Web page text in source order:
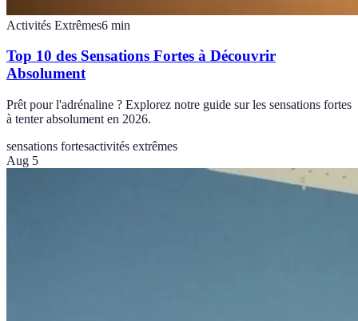
Activités Extrêmes6 min
Top 10 des Sensations Fortes à Découvrir
Absolument
Prêt pour l'adrénaline ? Explorez notre guide sur les sensations fortes
à tenter absolument en 2026.
sensations fortesactivités extrêmes
Aug 5